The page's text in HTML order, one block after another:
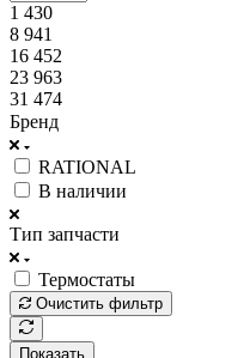
1 430
8 941
16 452
23 963
31 474
Бренд
RATIONAL
В наличии
Тип запчасти
Термостаты
Очистить фильтр
Показать